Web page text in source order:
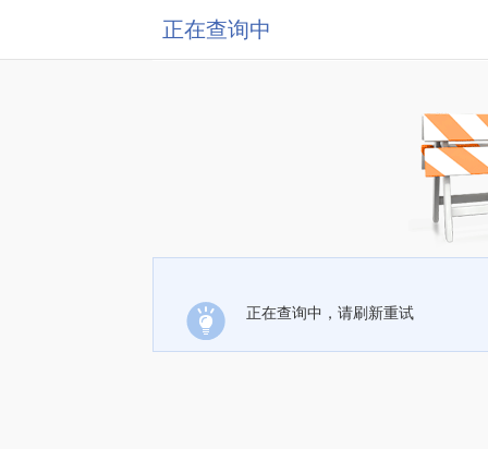
正在查询中
正在查询中，请刷新重试